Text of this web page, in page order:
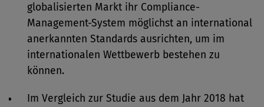
globalisierten Markt ihr Compliance-
Management-System möglichst an international
anerkannten Standards ausrichten, um im
internationalen Wettbewerb bestehen zu
können.
Im Vergleich zur Studie aus dem Jahr 2018 hat